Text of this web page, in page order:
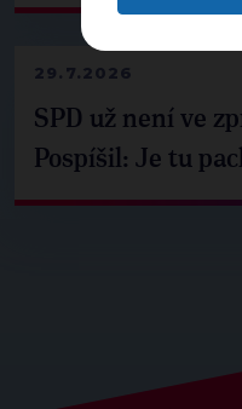
29.7.2026
SPD už není ve
Pospíšil: Je tu